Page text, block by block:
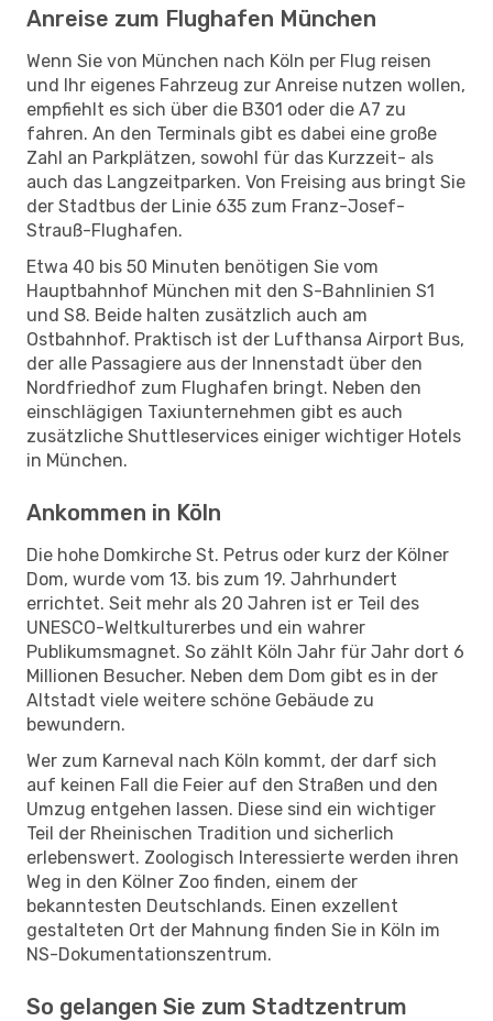
Anreise zum Flughafen München
Wenn Sie von München nach Köln per Flug reisen
und Ihr eigenes Fahrzeug zur Anreise nutzen wollen,
empfiehlt es sich über die B301 oder die A7 zu
fahren. An den Terminals gibt es dabei eine große
Zahl an Parkplätzen, sowohl für das Kurzzeit- als
auch das Langzeitparken. Von Freising aus bringt Sie
der Stadtbus der Linie 635 zum Franz-Josef-
Strauß-Flughafen.
Etwa 40 bis 50 Minuten benötigen Sie vom
Hauptbahnhof München mit den S-Bahnlinien S1
und S8. Beide halten zusätzlich auch am
Ostbahnhof. Praktisch ist der Lufthansa Airport Bus,
der alle Passagiere aus der Innenstadt über den
Nordfriedhof zum Flughafen bringt. Neben den
einschlägigen Taxiunternehmen gibt es auch
zusätzliche Shuttleservices einiger wichtiger Hotels
in München.
Ankommen in Köln
Die hohe Domkirche St. Petrus oder kurz der Kölner
Dom, wurde vom 13. bis zum 19. Jahrhundert
errichtet. Seit mehr als 20 Jahren ist er Teil des
UNESCO-Weltkulturerbes und ein wahrer
Publikumsmagnet. So zählt Köln Jahr für Jahr dort 6
Millionen Besucher. Neben dem Dom gibt es in der
Altstadt viele weitere schöne Gebäude zu
bewundern.
Wer zum Karneval nach Köln kommt, der darf sich
auf keinen Fall die Feier auf den Straßen und den
Umzug entgehen lassen. Diese sind ein wichtiger
Teil der Rheinischen Tradition und sicherlich
erlebenswert. Zoologisch Interessierte werden ihren
Weg in den Kölner Zoo finden, einem der
bekanntesten Deutschlands. Einen exzellent
gestalteten Ort der Mahnung finden Sie in Köln im
NS-Dokumentationszentrum.
So gelangen Sie zum Stadtzentrum